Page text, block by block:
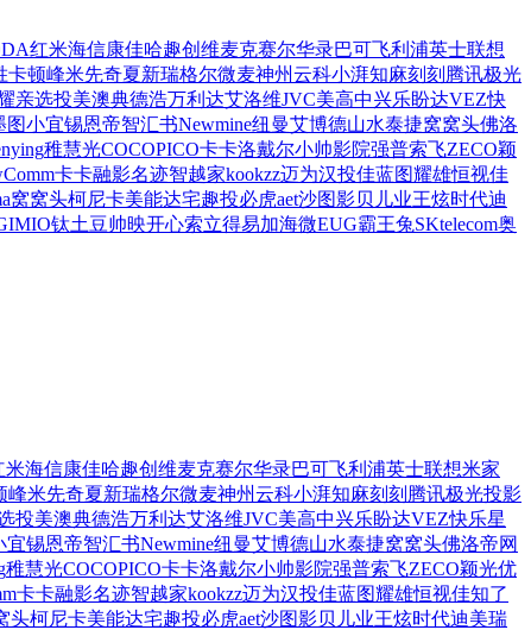
红米海信康佳哈趣创维麦克赛尔华录巴可飞利浦英士联想
卡顿峰米先奇夏新瑞格尔微麦神州云科小湃知麻刻刻 腾讯极光
亲选投美澳典德浩万利达艾洛维JVC美高中兴乐盼达VEZ快
图小宜锡恩帝智汇书Newmine纽曼艾博德山水泰捷窝窝头佛洛
稚慧光COCOPICO卡卡洛戴尔小帅影院强普索飞ZECO颖
卡卡融影名迹智越家kookzz迈为汉投佳蓝图耀雄恒视佳
窝窝头柯尼卡美能达宅趣投必虎aet沙图影贝儿业王炫时代迪
钛土豆帅映开心索立得易加海微EUG霸王兔SKtelecom奥
米海信康佳哈趣创维麦克赛尔华录巴可飞利浦英士联想米家
峰米先奇夏新瑞格尔微麦神州云科小湃知麻刻刻 腾讯极光投影
投美澳典德浩万利达艾洛维JVC美高中兴乐盼达VEZ快乐星
宜锡恩帝智汇书Newmine纽曼艾博德山水泰捷窝窝头佛洛帝网
稚慧光COCOPICO卡卡洛戴尔小帅影院强普索飞ZECO颖光优
卡卡融影名迹智越家kookzz迈为汉投佳蓝图耀雄恒视佳知了
头柯尼卡美能达宅趣投必虎aet沙图影贝儿业王炫时代迪美瑞